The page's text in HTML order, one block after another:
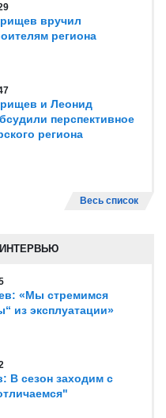
вручил
региона
и Леонид
перспективное
региона
Весь список
«Мы стремимся
из эксплуатации»
В сезон заходим с